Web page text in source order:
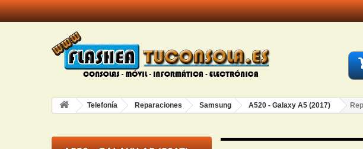
Telefonía Reparaciones Samsung A520 - Galaxy A5 (2017)